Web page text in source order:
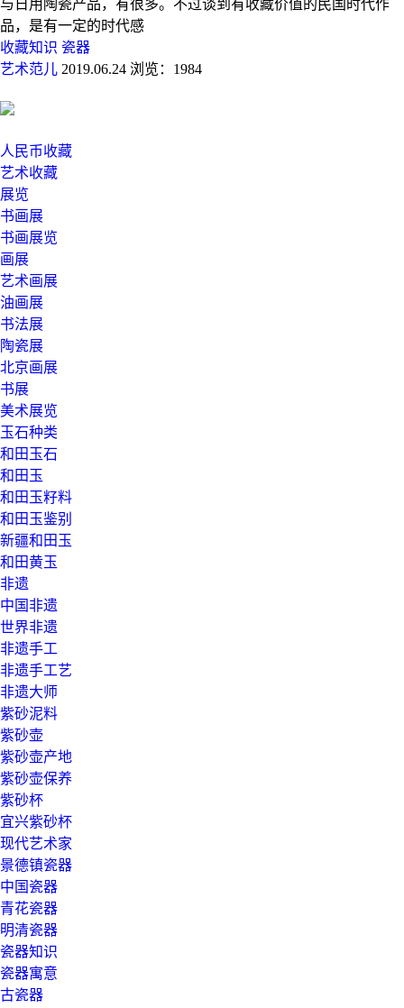
与日用陶瓷产品，有很多。不过谈到有收藏价值的民国时代作
品，是有一定的时代感
收藏知识 瓷器
艺术范儿 2019.06.24 浏览：1984
人民币收藏
艺术收藏
展览
书画展
书画展览
画展
艺术画展
油画展
书法展
陶瓷展
北京画展
书展
美术展览
玉石种类
和田玉石
和田玉
和田玉籽料
和田玉鉴别
新疆和田玉
和田黄玉
非遗
中国非遗
世界非遗
非遗手工
非遗手工艺
非遗大师
紫砂泥料
紫砂壶
紫砂壶产地
紫砂壶保养
紫砂杯
宜兴紫砂杯
现代艺术家
景德镇瓷器
中国瓷器
青花瓷器
明清瓷器
瓷器知识
瓷器寓意
古瓷器